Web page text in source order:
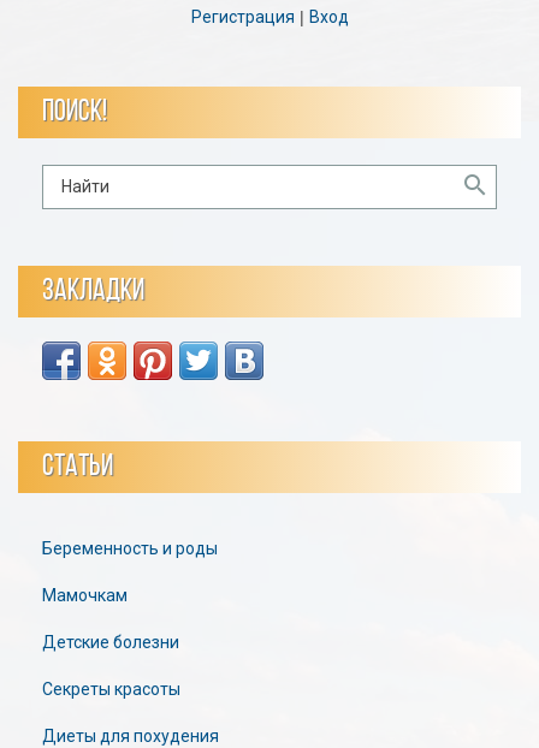
Регистрация | Вход
ПОИСК!
ЗАКЛАДКИ
СТАТЬИ
Беременность и роды
Мамочкам
Детские болезни
Секреты красоты
Диеты для похудения